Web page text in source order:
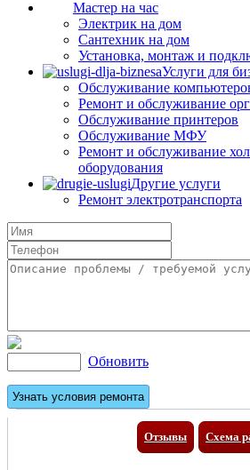
Мастер на час
Электрик на дом
Сантехник на дом
Установка, монтаж и
Услуги для
Обслуживание
Ремонт и обслуживание
Обслуживание принтеров
Обслуживание МФУ
Ремонт и обслуживание
оборудования
Другие услуги
Ремонт электротранспорта
Обновить
Отзывы Схема